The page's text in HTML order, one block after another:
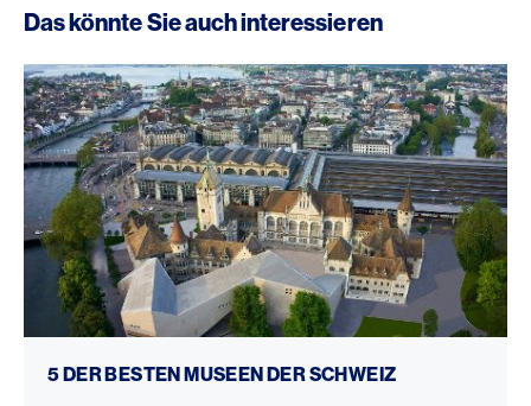
Das könnte Sie auch interessieren
5 DER BESTEN MUSEEN DER SCHWEIZ